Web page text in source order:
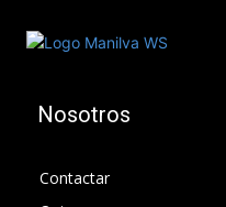
Nosotros
Contactar